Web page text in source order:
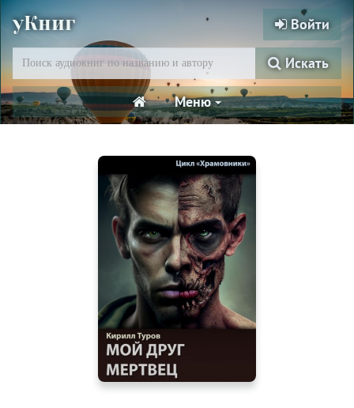
уКниг Войти
Искать
Меню